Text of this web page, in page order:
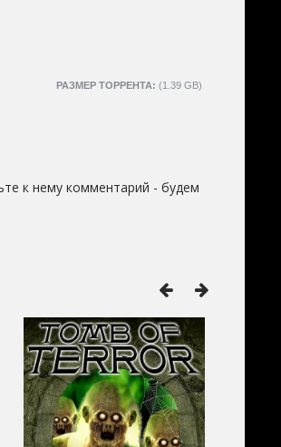
РАЗМЕР ТОРРЕНТА: (1.39 GB)
к нему комментарий - будем